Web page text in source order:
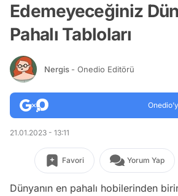
Edemeyeceğiniz
Pahalı Tabloları
Nergis - Onedio Editörü
21.01.2023 - 13:11
Favori Yorum Yap
Dünyanın en pahalı hobilerinden